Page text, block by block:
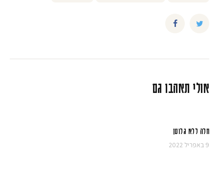
אולי תאהבו גם
חלה ללא גלוטן
9 באפריל 2022